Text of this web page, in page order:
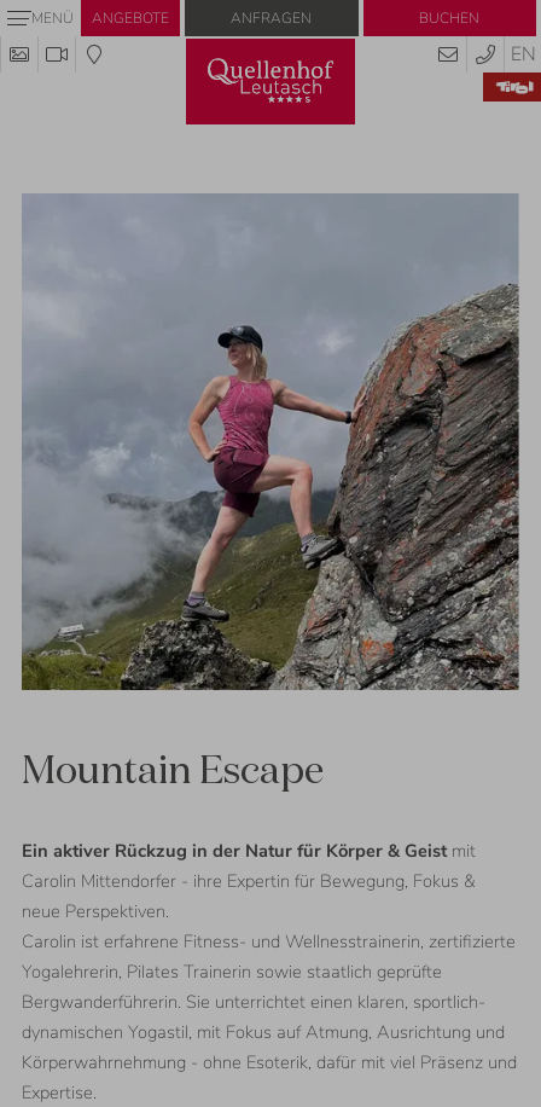
MENÜ ANGEBOTE Buchen
Anfragen
EN
13.09.-
18.10.2026
⬝ 7
Nächte
Mountain Escape
Ein aktiver Rückzug in der Natur für Körper & Geistmit
Carolin Mittendorfer - ihre Expertin für Bewegung, Fokus &
neue Perspektiven.
Carolin ist erfahrene Fitness- und Wellnesstrainerin, zertifizierte
Yogalehrerin, Pilates Trainerin sowie staatlich geprüfte
Bergwanderführerin. Sie unterrichtet einen klaren, sportlich-
dynamischen Yogastil, mit Fokus auf Atmung, Ausrichtung und
Körperwahrnehmung - ohne Esoterik, dafür mit viel Präsenz und
Expertise.